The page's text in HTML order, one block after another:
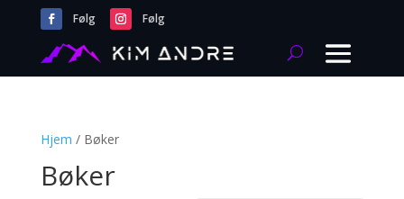
Følg Følg
Hjem / Bøker
Bøker